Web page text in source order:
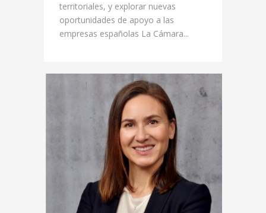
territoriales, y explorar nuevas
oportunidades de apoyo a las
empresas españolas La Cámara...